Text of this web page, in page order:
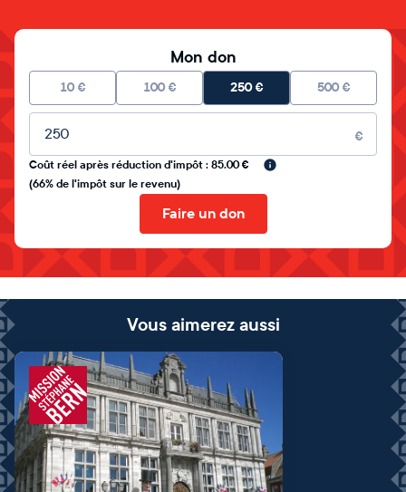
Mon don
10 € 100 € 250€ 500 €
Montant libre
€
Coût réel après réduction d'impôt : 85.00 €
(66% de l'impôt sur le revenu)
Faire un don
Vous aimerez aussi